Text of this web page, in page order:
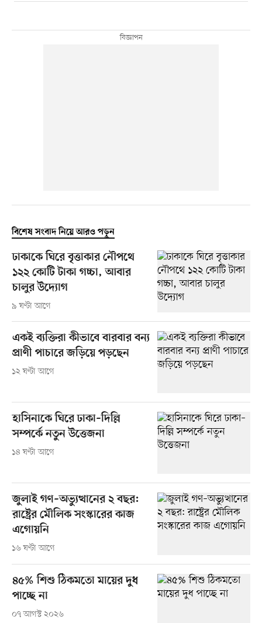
বিশেষ সংবাদ নিয়ে আরও পড়ুন
ঢাকাকে ঘিরে বৃত্তাকার নৌপথে
১২২ কোটি টাকা গচ্চা, আবার
চালুর উদ্যোগ
৯ ঘণ্টা আগে
একই ব্যক্তিরা কীভাবে বারবার বন্য
প্রাণী পাচারে জড়িয়ে পড়ছেন
১২ ঘণ্টা আগে
হাসিনাকে ঘিরে ঢাকা–দিল্লি
সম্পর্কে নতুন উত্তেজনা
১৪ ঘণ্টা আগে
জুলাই গণ–অভ্যুত্থানের ২ বছর:
রাষ্ট্রের মৌলিক সংস্কারের কাজ
এগোয়নি
১৬ ঘণ্টা আগে
৪৫% শিশু ঠিকমতো মায়ের দুধ
পাচ্ছে না
০৭ আগস্ট ২০২৬